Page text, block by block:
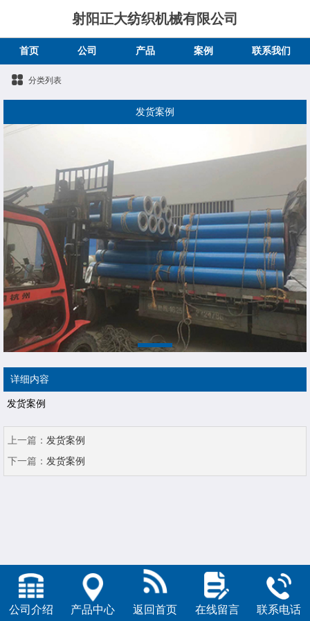
射阳正大纺织机械有限公司
首页 公司 产品 案例 联系我们
分类列表
发货案例
详细内容
发货案例
上一篇： 发货案例
下一篇： 发货案例
公司介绍 产品中心 返回首页 在线留言 联系电话